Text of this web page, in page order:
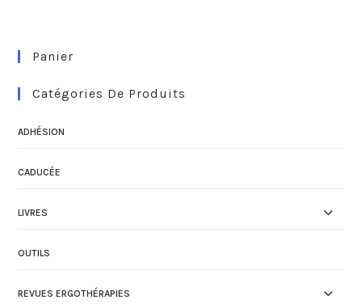
Panier
Catégories De Produits
ADHÉSION
CADUCÉE
LIVRES
OUTILS
REVUES ERGOTHÉRAPIES